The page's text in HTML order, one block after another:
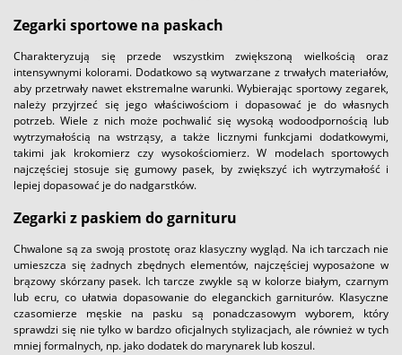
Zegarki sportowe na paskach
Charakteryzują się przede wszystkim zwiększoną wielkością oraz
intensywnymi kolorami. Dodatkowo są wytwarzane z trwałych materiałów,
aby przetrwały nawet ekstremalne warunki. Wybierając sportowy zegarek,
należy przyjrzeć się jego właściwościom i dopasować je do własnych
potrzeb. Wiele z nich może pochwalić się wysoką wodoodpornością lub
wytrzymałością na wstrząsy, a także licznymi funkcjami dodatkowymi,
takimi jak krokomierz czy wysokościomierz. W modelach sportowych
najczęściej stosuje się gumowy pasek, by zwiększyć ich wytrzymałość i
lepiej dopasować je do nadgarstków.
Zegarki z paskiem do garnituru
Chwalone są za swoją prostotę oraz klasyczny wygląd. Na ich tarczach nie
umieszcza się żadnych zbędnych elementów, najczęściej wyposażone w
brązowy skórzany pasek. Ich tarcze zwykle są w kolorze białym, czarnym
lub ecru, co ułatwia dopasowanie do eleganckich garniturów. Klasyczne
czasomierze męskie na pasku są ponadczasowym wyborem, który
sprawdzi się nie tylko w bardzo oficjalnych stylizacjach, ale również w tych
mniej formalnych, np. jako dodatek do marynarek lub koszul.